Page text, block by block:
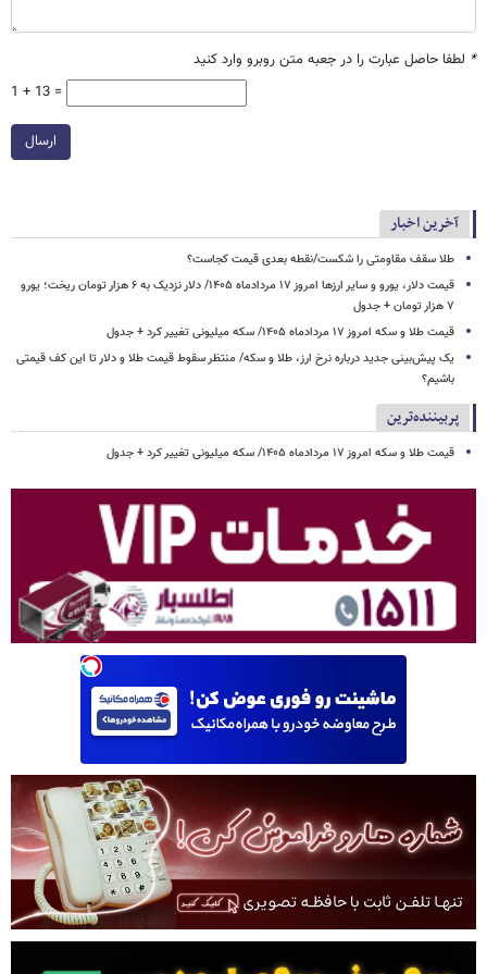
* لطفا حاصل عبارت را در جعبه متن روبرو وارد کنید
1 + 13 =
ارسال
آخرین اخبار
طلا سقف مقاومتی را شکست/نقطه بعدی قیمت کجاست؟
قیمت دلار، یورو و سایر ارزها امروز ۱۷ مردادماه ۱۴۰۵/ دلار نزدیک به ۶ هزار تومان ریخت؛ یورو
۷ هزار تومان + جدول
قیمت طلا و سکه امروز ۱۷ مردادماه ۱۴۰۵/ سکه میلیونی تغییر کرد + جدول
یک پیش‌بینی جدید درباره نرخ ارز، طلا و سکه/ منتظر سقوط قیمت طلا و دلار تا این کف قیمتی
باشیم؟
پربیننده‌ترین
قیمت طلا و سکه امروز ۱۷ مردادماه ۱۴۰۵/ سکه میلیونی تغییر کرد + جدول